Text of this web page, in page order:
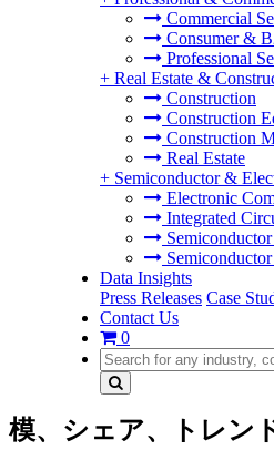
Commercial
Consumer &
Professional
+ Real Estate &
Construction
Construction
Construction
Real Estate
+ Semiconductor &
Electronic
Integrated
Data Insights
Press Releases Case
Contact Us
0
模、シェア、トレン